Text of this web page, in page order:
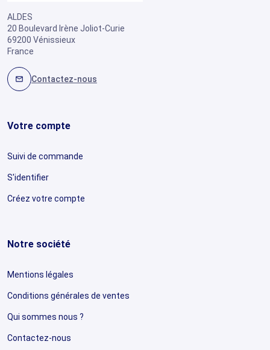
ALDES
20 Boulevard Irène Joliot-Curie
69200 Vénissieux
France
mail Contactez-nous
Votre compte
Suivi de commande
S'identifier
Créez votre compte
Notre société
Mentions légales
Conditions générales de ventes
Qui sommes nous ?
Contactez-nous